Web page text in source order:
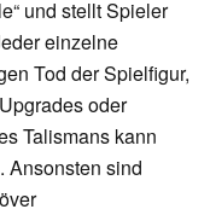
und stellt Spieler
einzelne
Tod der Spielfigur,
oder
Talismans kann
Ansonsten sind